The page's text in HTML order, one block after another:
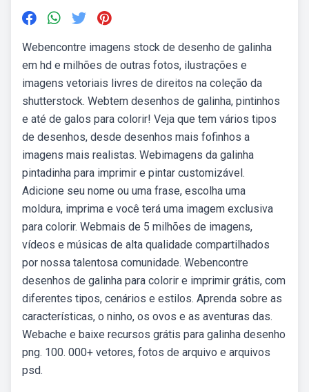
Webencontre imagens stock de desenho de galinha
em hd e milhões de outras fotos, ilustrações e
imagens vetoriais livres de direitos na coleção da
shutterstock. Webtem desenhos de galinha, pintinhos
e até de galos para colorir! Veja que tem vários tipos
de desenhos, desde desenhos mais fofinhos a
imagens mais realistas. Webimagens da galinha
pintadinha para imprimir e pintar customizável.
Adicione seu nome ou uma frase, escolha uma
moldura, imprima e você terá uma imagem exclusiva
para colorir. Webmais de 5 milhões de imagens,
vídeos e músicas de alta qualidade compartilhados
por nossa talentosa comunidade. Webencontre
desenhos de galinha para colorir e imprimir grátis, com
diferentes tipos, cenários e estilos. Aprenda sobre as
características, o ninho, os ovos e as aventuras das.
Webache e baixe recursos grátis para galinha desenho
png. 100. 000+ vetores, fotos de arquivo e arquivos
psd.